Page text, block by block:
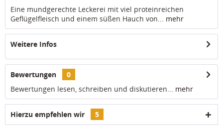
Eine mundgerechte Leckerei mit viel proteinreichen
Geflügelfleisch und einem süßen Hauch von... mehr
Weitere Infos
Bewertungen
0
Bewertungen lesen, schreiben und diskutieren... mehr
Hierzu empfehlen wir 5